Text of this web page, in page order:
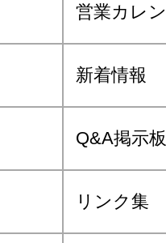
営業カレ
新着情報
Q&A掲示板
リンク集